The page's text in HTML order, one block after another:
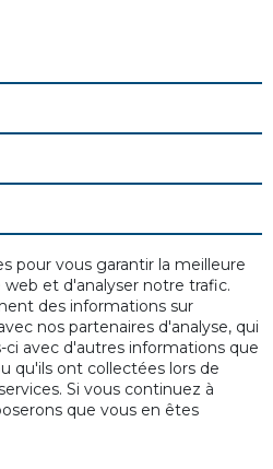
pour vous garantir la meilleure
et d'analyser notre trafic.
des informations sur
nos partenaires d'analyse, qui
avec d'autres informations que
qu'ils ont collectées lors de
Si vous continuez à
que vous en êtes